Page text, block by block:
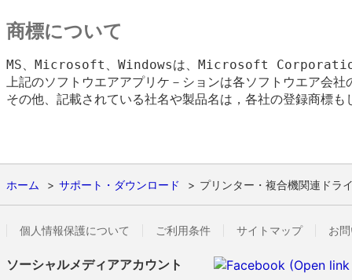
商標について
MS、Microsoft、Windowsは、Microsoft Corporation
上記のソフトウエアアプリケ－ションは各ソフトウエア会社
その他、記載されている社名や製品名は，各社の登録商標も
ホーム サポート・ダウンロード プリンター・複合機関連ドラ
個人情報保護について ご利用条件 サイトマップ お
ソーシャルメディアアカウント